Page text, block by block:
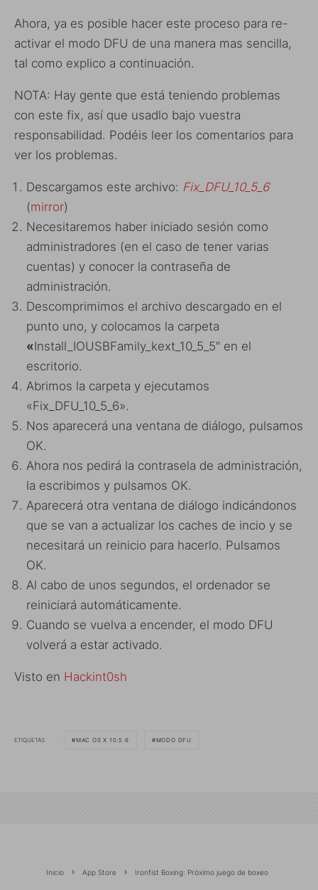
Ahora, ya es posible hacer este proceso para re-
activar el modo DFU de una manera mas sencilla,
tal como explico a continuación.
NOTA: Hay gente que está teniendo problemas
con este fix, así que usadlo bajo vuestra
responsabilidad. Podéis leer los comentarios para
ver los problemas.
Descargamos este archivo: Fix_DFU_10_5_6
(mirror)
Necesitaremos haber iniciado sesión como
administradores (en el caso de tener varias
cuentas) y conocer la contraseña de
administración.
Descomprimimos el archivo descargado en el
punto uno, y colocamos la carpeta
«Install_IOUSBFamily_kext_10_5_5″ en el
escritorio.
Abrimos la carpeta y ejecutamos
«Fix_DFU_10_5_6».
Nos aparecerá una ventana de diálogo, pulsamos
OK.
Ahora nos pedirá la contrasela de administración,
la escribimos y pulsamos OK.
Aparecerá otra ventana de diálogo indicándonos
que se van a actualizar los caches de incio y se
necesitará un reinicio para hacerlo. Pulsamos
OK.
Al cabo de unos segundos, el ordenador se
reiniciará automáticamente.
Cuando se vuelva a encender, el modo DFU
volverá a estar activado.
Visto en Hackint0sh
ETIQUETAS MAC OS X 10.5.6 MODO DFU
Inicio App Store Ironfist Boxing: Próximo juego de boxeo